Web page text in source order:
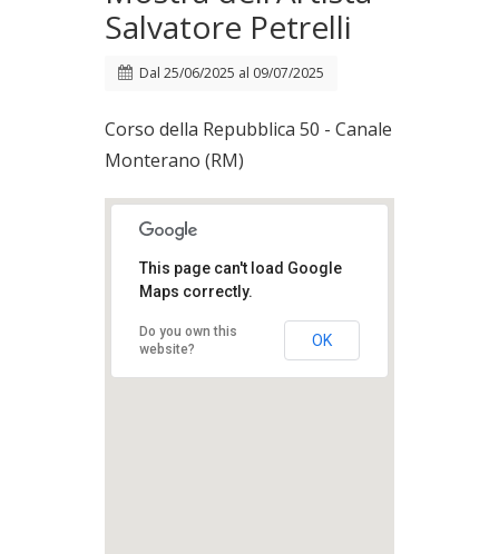
Salvatore Petrelli
Dal 25/06/2025 al 09/07/2025
Corso della Repubblica 50 - Canale
Monterano (RM)
This page can't load Google
Maps correctly.
Do you own this
website?
OK